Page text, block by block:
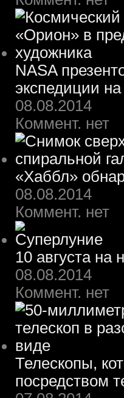
NASA
экспедиции
08.08.2014
Коммент. нет
«Хаббл»
08.08.2014
Коммент. нет
10 августа на
08.08.2014
Коммент. нет
Телескопы,
посредством